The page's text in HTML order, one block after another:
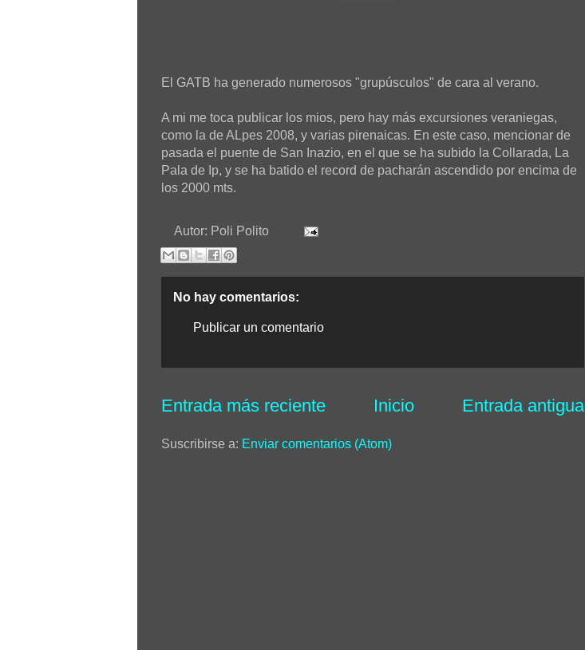
El GATB ha generado numerosos "grupúsculos" de cara al verano.
A mi me toca publicar los mios, pero hay más excursiones veraniegas,
como la de ALpes 2008, y varias pirenaicas. En este caso, mencionar de
pasada el puente de San Inazio, en el que se ha subido la Collarada, La
Pala de Ip, y se ha batido el record de pacharán ascendido por encima de
los 2000 mts.
Autor: Poli Polito
No hay comentarios:
Publicar un comentario
Entrada más reciente Entrada antigua
Inicio
Suscribirse a: Enviar comentarios (Atom)